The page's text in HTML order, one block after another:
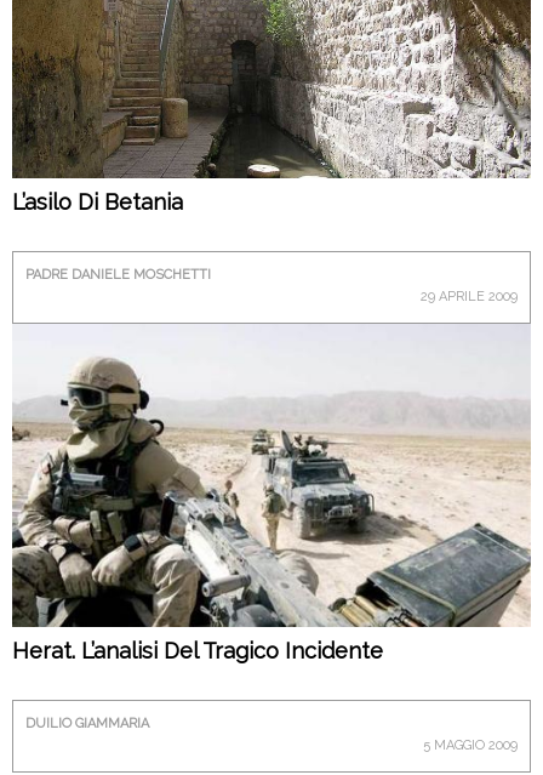
L’asilo Di Betania
PADRE DANIELE MOSCHETTI
29 APRILE 2009
Herat. L’analisi Del Tragico Incidente
DUILIO GIAMMARIA
5 MAGGIO 2009